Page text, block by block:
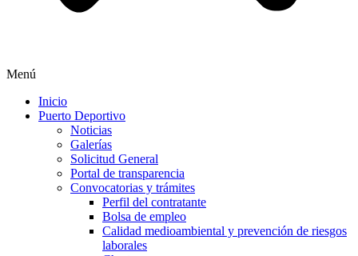
Menú
Inicio
Puerto Deportivo
Noticias
Galerías
Solicitud General
Portal de transparencia
Convocatorias y trámites
Perfil del contratante
Bolsa de empleo
Calidad medioambiental y prevención de riesgos
laborales